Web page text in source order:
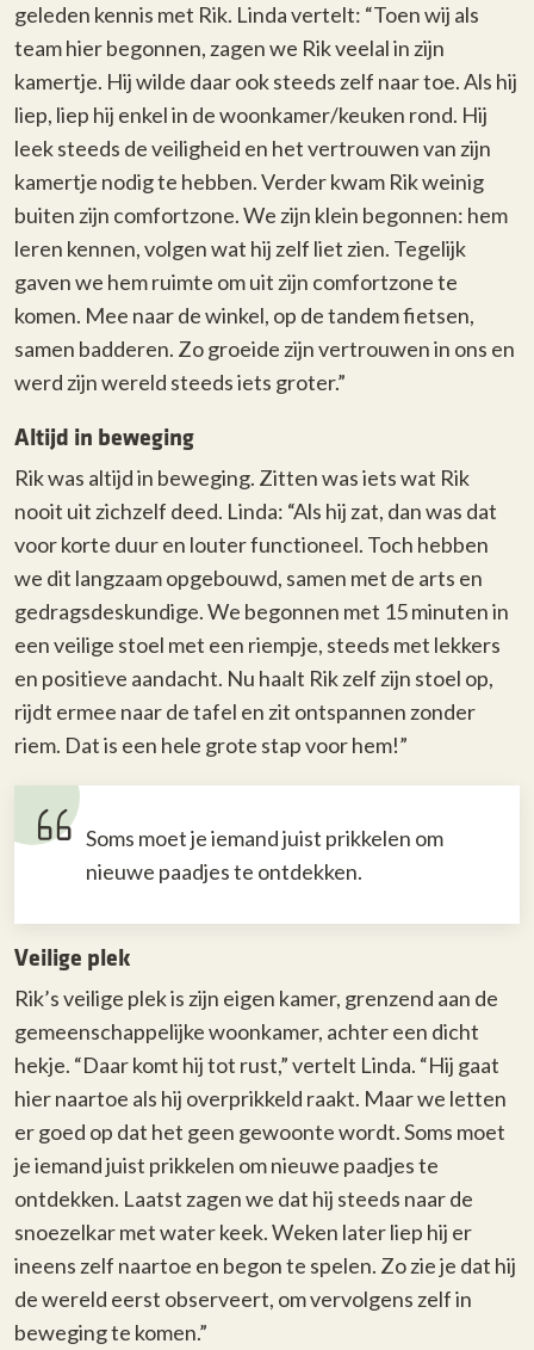
geleden kennis met Rik. Linda vertelt: “Toen wij als
team hier begonnen, zagen we Rik veelal in zijn
kamertje. Hij wilde daar ook steeds zelf naar toe. Als hij
liep, liep hij enkel in de woonkamer/keuken rond. Hij
leek steeds de veiligheid en het vertrouwen van zijn
kamertje nodig te hebben. Verder kwam Rik weinig
buiten zijn comfortzone. We zijn klein begonnen: hem
leren kennen, volgen wat hij zelf liet zien. Tegelijk
gaven we hem ruimte om uit zijn comfortzone te
komen. Mee naar de winkel, op de tandem fietsen,
samen badderen. Zo groeide zijn vertrouwen in ons en
werd zijn wereld steeds iets groter.”
Altijd in beweging
Rik was altijd in beweging. Zitten was iets wat Rik
nooit uit zichzelf deed. Linda: “Als hij zat, dan was dat
voor korte duur en louter functioneel. Toch hebben
we dit langzaam opgebouwd, samen met de arts en
gedragsdeskundige. We begonnen met 15 minuten in
een veilige stoel met een riempje, steeds met lekkers
en positieve aandacht. Nu haalt Rik zelf zijn stoel op,
rijdt ermee naar de tafel en zit ontspannen zonder
riem. Dat is een hele grote stap voor hem!”
Soms moet je iemand juist prikkelen om
nieuwe paadjes te ontdekken.
Veilige plek
Rik’s veilige plek is zijn eigen kamer, grenzend aan de
gemeenschappelijke woonkamer, achter een dicht
hekje. “Daar komt hij tot rust,” vertelt Linda. “Hij gaat
hier naartoe als hij overprikkeld raakt. Maar we letten
er goed op dat het geen gewoonte wordt. Soms moet
je iemand juist prikkelen om nieuwe paadjes te
ontdekken. Laatst zagen we dat hij steeds naar de
snoezelkar met water keek. Weken later liep hij er
ineens zelf naartoe en begon te spelen. Zo zie je dat hij
de wereld eerst observeert, om vervolgens zelf in
beweging te komen.”